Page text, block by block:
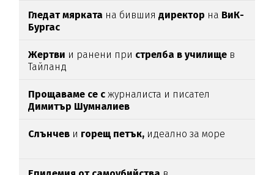
Гледат мярката на бившиядиректор на ВиК-
Бургас
Жертви и ранени при стрелба в училище в
Тайланд
Прощаваме се с журналиста и писател
Димитър Шумналиев
Слънчев и горещ петък, идеално за море